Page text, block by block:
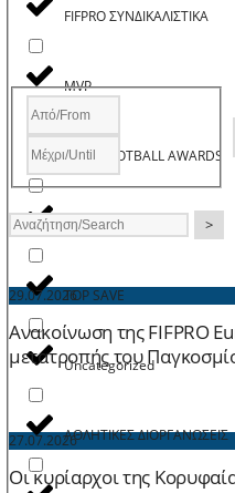
FIFPRO ΣΥΝΔΙΚΑΛΙΣΤΙΚΑ
MVP
PASP FOOTBALL AWARDS
TOP GOAL
TOP SAVE
Uncategorized
ΑΘΛΗΤΙΚΕΣ ΔΙΟΡΓΑΝΩΣΕΙΣ
>
29.07.2026
Ανακοίνωση της FIFPRO
μετατροπής του
27.07.2026
Οι κυρίαρχοι της